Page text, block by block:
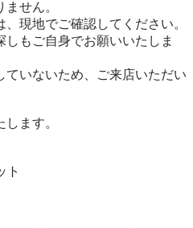
せん。
、現地でご確認してください。
しもご自身でお願いいたしま
ていないため、ご来店いただい
ます。
ト